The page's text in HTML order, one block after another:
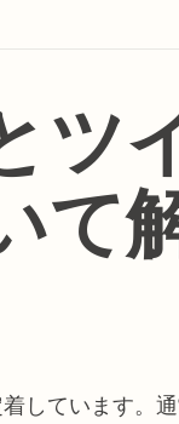
ツ
て
しています。